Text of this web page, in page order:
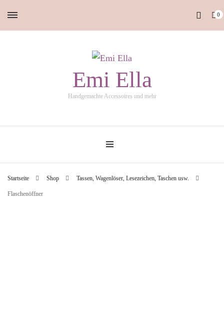
0
Emi Ella
Handgemachte Accessoires und mehr
Startseite Shop Tassen, Wagenlöser, Lesezeichen, Taschen usw.
Flaschenöffner